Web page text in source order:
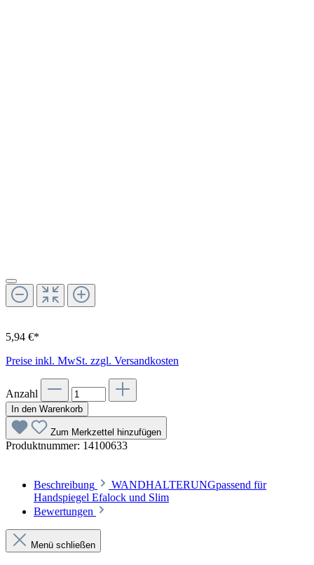
5,94 €*
Preise inkl. MwSt. zzgl. Versandkosten
Anzahl
In den Warenkorb
Zum Merkzettel hinzufügen
Produktnummer: 14100633
Beschreibung
WANDHALTERUNGpassend für
Handspiegel Efalock und Slim
Bewertungen
Menü schließen